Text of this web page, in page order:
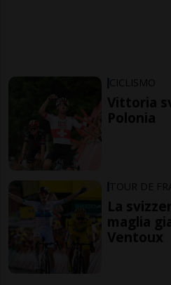
CICLISMO
Vittoria
Polonia
TOUR DE
La
maglia
Ventoux